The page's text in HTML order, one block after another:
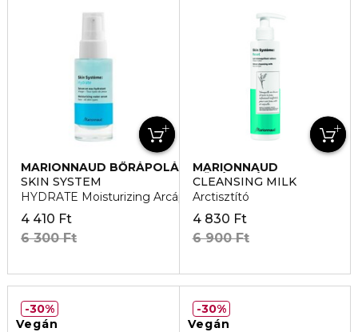
MARIONNAUD BŐRÁPOLÁS
SKIN SYSTEM
HYDRATE Moisturizing Arcápoló szérum
4 410 Ft
6 300 Ft
MARIONNAUD
BŐRÁPOLÁS
CLEANSING MILK
Arctisztító
4 830 Ft
6 900 Ft
Vegán
30%
Vegán
30%